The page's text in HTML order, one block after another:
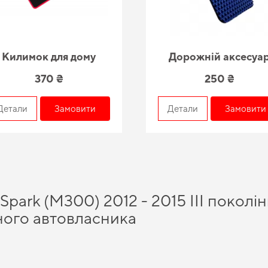
Килимок для дому
370 ₴
Замовити
Дорожній
250 ₴
Детали Замовити
(M300) 2012 - 2015 III
автовласника